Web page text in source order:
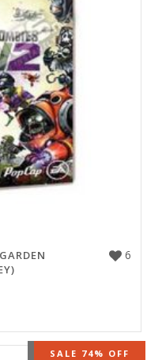
6
OUT OF STOCK
SALE 74% OFF